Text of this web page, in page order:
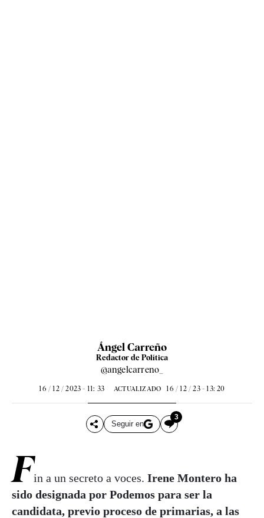
Ángel Carreño
Redactor de Política
@angelcarreno_
16 / 12 / 2023 - 11: 33 ACTUALIZADO 16 / 12 / 23 - 13: 20
Seguir en
3
Fin a un secreto a voces. Irene Montero ha
sido designada por Podemos para ser la
candidata, previo proceso de primarias, a las